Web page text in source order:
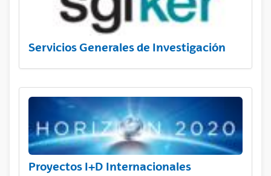
Servicios Generales de Investigación
Proyectos I+D Internacionales